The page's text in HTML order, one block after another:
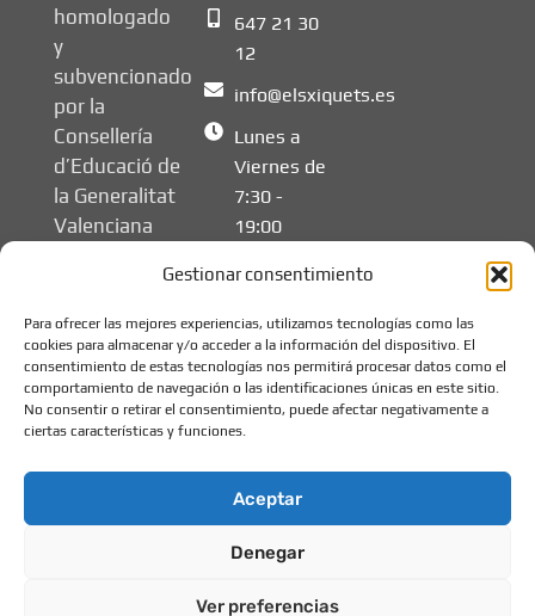
Gestionar consentimiento
Para ofrecer las mejores experiencias, utilizamos tecnologías como las
cookies para almacenar y/o acceder a la información del dispositivo. El
consentimiento de estas tecnologías nos permitirá procesar datos como el
comportamiento de navegación o las identificaciones únicas en este sitio.
No consentir o retirar el consentimiento, puede afectar negativamente a
ciertas características y funciones.
Aceptar
Denegar
Ver preferencias
homologado
y
subvencionado
por la
Consellería
d’Educació de
la Generalitat
Valenciana
647 21 30
12
info@elsxiquets.es
Lunes a
Viernes de
7:30 -
19:00
© 2026 Els Xiquets -